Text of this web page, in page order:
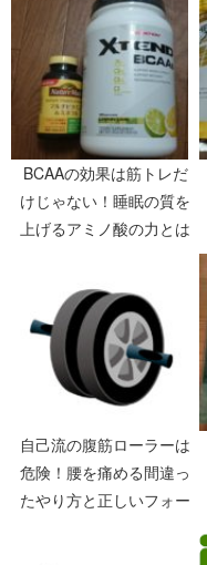
BCAAの効果は筋トレだ
けじゃない！睡眠の質を
上げるアミノ酸の力とは
自己流の腹筋ローラーは
危険！腰を痛める間違っ
たやり方と正しいフォー